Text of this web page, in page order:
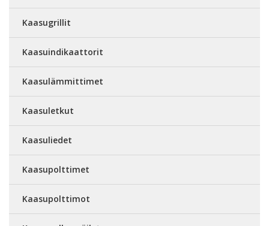
Kaasugrillit
Kaasuindikaattorit
Kaasulämmittimet
Kaasuletkut
Kaasuliedet
Kaasupolttimet
Kaasupolttimot